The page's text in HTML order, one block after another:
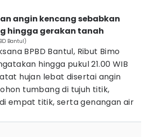
angin kencang sebabkan
hingga gerakan tanah
Bantul)
BPBD Bantul, Ribut Bimo
hingga pukul 21.00 WIB
hujan lebat disertai angin
tumbang di tujuh titik,
empat titik, serta genangan air